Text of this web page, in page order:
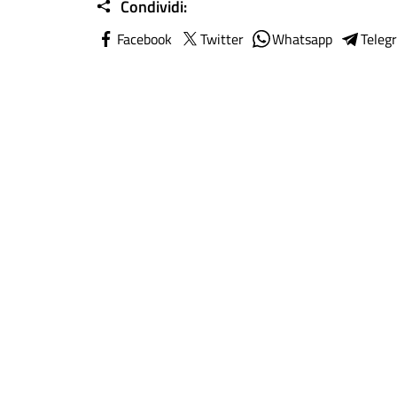
Condividi:
Facebook Twitter Whatsapp